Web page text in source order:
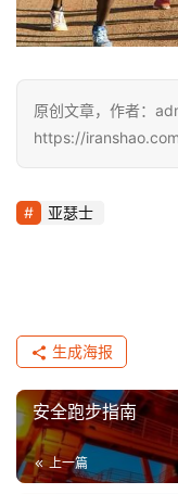
原创文章，作者：
https://
亚瑟士
生成海报
安全跑步指南
上一篇